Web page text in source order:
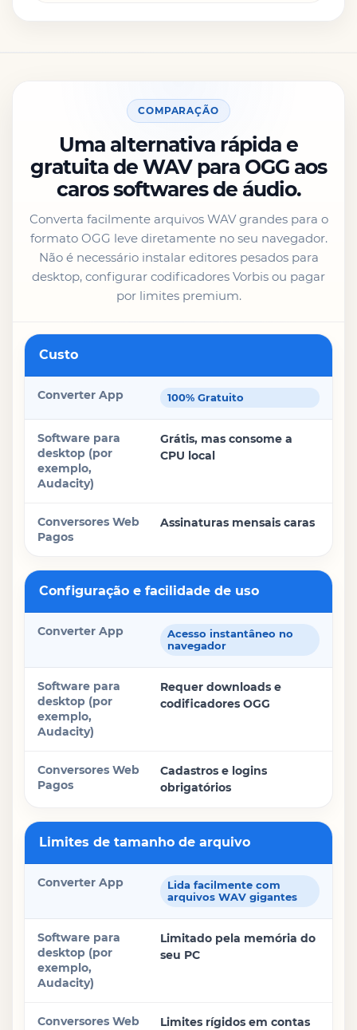
COMPARAÇÃO
Uma alternativa rápida e
gratuita de WAV para OGG aos
caros softwares de áudio.
Converta facilmente arquivos WAV grandes para o
formato OGG leve diretamente no seu navegador.
Não é necessário instalar editores pesados para
desktop, configurar codificadores Vorbis ou pagar
por limites premium.
Recurso
Software para desktop (por exemplo, Audacity)
Conversores Web Pagos
Custo
100% Gratuito
Grátis, mas consome a
CPU local
Assinaturas mensais caras
Configuração e facilidade de uso
Acesso instantâneo no
navegador
Requer downloads e
codificadores OGG
Cadastros e logins
obrigatórios
Limites de tamanho de arquivo
Lida facilmente com
arquivos WAV gigantes
Limitado pela memória do
seu PC
Limites rígidos em contas